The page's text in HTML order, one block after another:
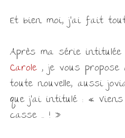
Et bien moi, j’ai fait
Après ma série intitulée
Carole, je vous propose
toute nouvelle, aussi
que j’ai intitulé : «
casse … ! »